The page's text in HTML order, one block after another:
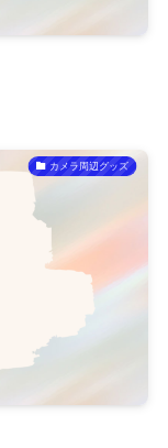
カメラ周辺グッズ